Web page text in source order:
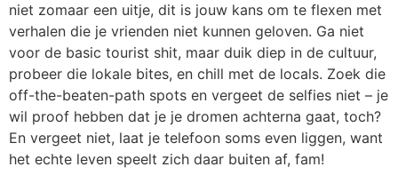
niet zomaar een uitje, dit is jouw kans om te flexen met
verhalen die je vrienden niet kunnen geloven. Ga niet
voor de basic tourist shit, maar duik diep in de cultuur,
probeer die lokale bites, en chill met de locals. Zoek die
off-the-beaten-path spots en vergeet de selfies niet – je
wil proof hebben dat je je dromen achterna gaat, toch?
En vergeet niet, laat je telefoon soms even liggen, want
het echte leven speelt zich daar buiten af, fam!